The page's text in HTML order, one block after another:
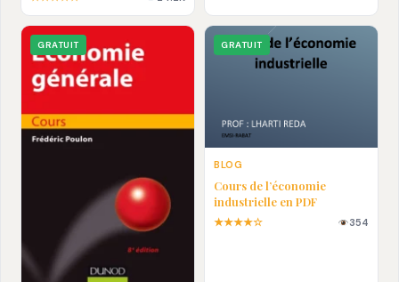
GRATUIT GRATUIT
BLOG
Cours de l’économie
industrielle en PDF
★★★★☆ 354